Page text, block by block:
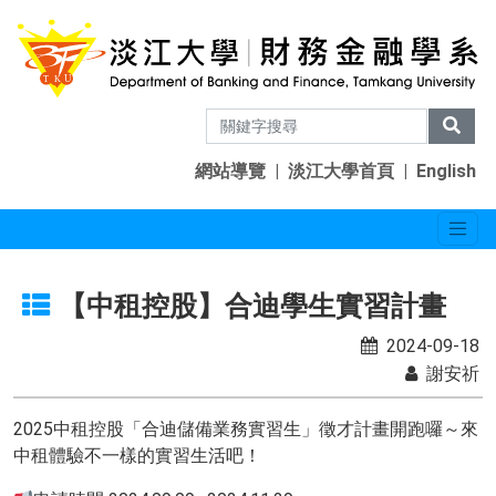
網站導覽 | 淡江大學首頁 | English
【中租控股】合迪學生實習計畫
2024-09-18
謝安祈
2025中租控股「合迪儲備業務實習生」徵才計畫開跑囉～來
中租體驗不一樣的實習生活吧！